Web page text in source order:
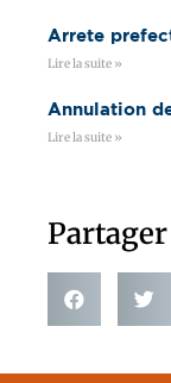
Arrete
Lire la suite »
Annulation
Lire la suite »
Partager